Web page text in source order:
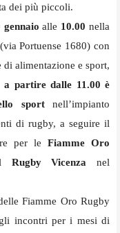
dei più piccoli.
gennaio alle 10.00 nella
Portuense 1680) con
di alimentazione e sport,
a partire dalle 11.00 è
sportnell’impianto
di rugby, a seguire il
per leFiamme Oro
Rugby Vicenza nel
Fiamme Oro Rugby
incontri per i mesi di